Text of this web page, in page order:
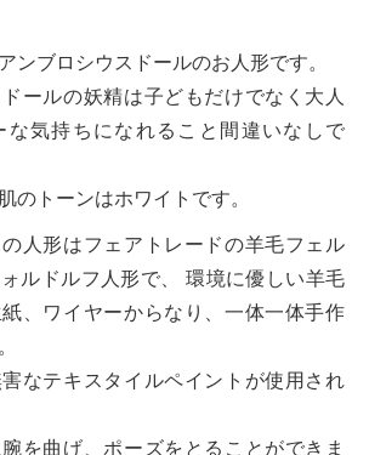
ンブロシウスドールのお人形です。
ールの妖精は子どもだけでなく大人
な気持ちになれること間違いなしで
のトーンはホワイトです。
人形はフェアトレードの羊毛フェル
ルドルフ人形で、 環境に優しい羊毛
、ワイヤーからなり、一体一体手作
なテキスタイルペイントが使用され
を曲げ、ポーズをとることができま